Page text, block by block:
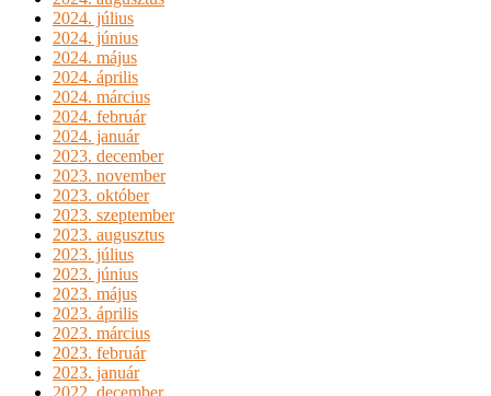
2024. július
2024. június
2024. május
2024. április
2024. március
2024. február
2024. január
2023. december
2023. november
2023. október
2023. szeptember
2023. augusztus
2023. július
2023. június
2023. május
2023. április
2023. március
2023. február
2023. január
2022. december